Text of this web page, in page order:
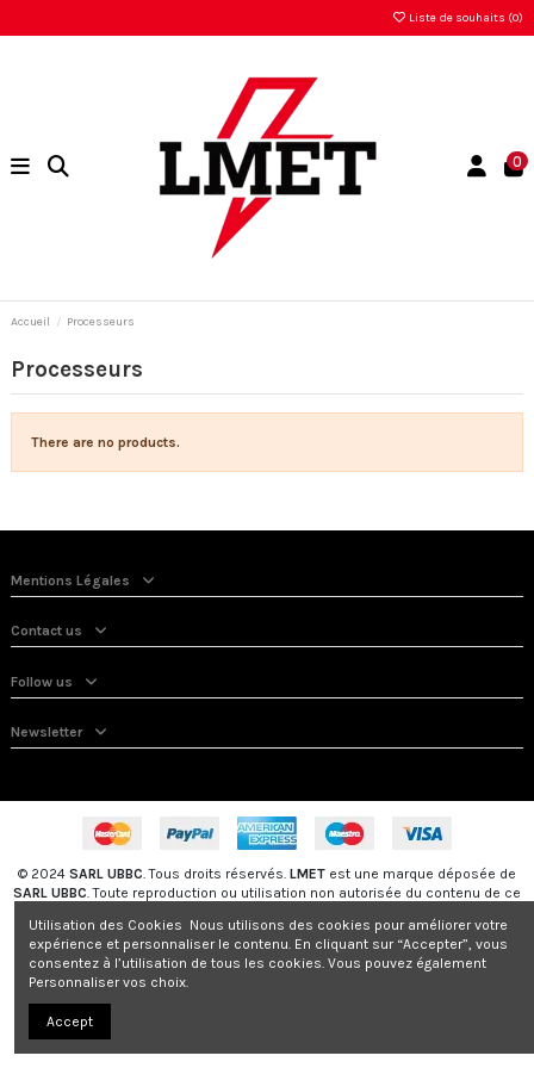
Liste de souhaits (0)
0
Accueil Processeurs
Processeurs
There are no products.
Mentions Légales
Contact us
Follow us
Newsletter
© 2024 SARL UBBC. Tous droits réservés. LMET est une marque déposée de
SARL UBBC. Toute reproduction ou utilisation non autorisée du contenu de ce
Utilisation des Cookies Nous utilisons des cookies pour améliorer votre
expérience et personnaliser le contenu. En cliquant sur “Accepter”, vous
consentez à l’utilisation de tous les cookies. Vous pouvez également
Personnaliser vos choix.
Accept